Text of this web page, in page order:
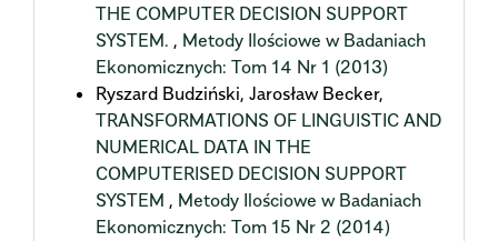
THE COMPUTER DECISION SUPPORT
SYSTEM. , Metody Ilościowe w Badaniach
Ekonomicznych: Tom 14 Nr 1 (2013)
Ryszard Budziński, Jarosław Becker,
TRANSFORMATIONS OF LINGUISTIC AND
NUMERICAL DATA IN THE
COMPUTERISED DECISION SUPPORT
SYSTEM , Metody Ilościowe w Badaniach
Ekonomicznych: Tom 15 Nr 2 (2014)